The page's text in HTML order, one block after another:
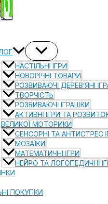
НАСТІЛЬНІ ІГРИ
НОВОРІЧНІ ТОВАРИ
РОЗВИВАЮЧІ ДЕРЕВ’ЯНІ
ТВОРЧІСТЬ
РОЗВИВАЮЧІ ІГРАШКИ
АКТИВНІ ІГРИ ТА
ВЕЛИКОЇ МОТОРИКИ
СЕНСОРНІ ТА АНТИСТРЕС
МОЗАЇКИ
МАТЕМАТИЧНІ ІГРИ
НЕЙРО ТА ЛОГОПЕДИЧНІ
ПОКУПКИ